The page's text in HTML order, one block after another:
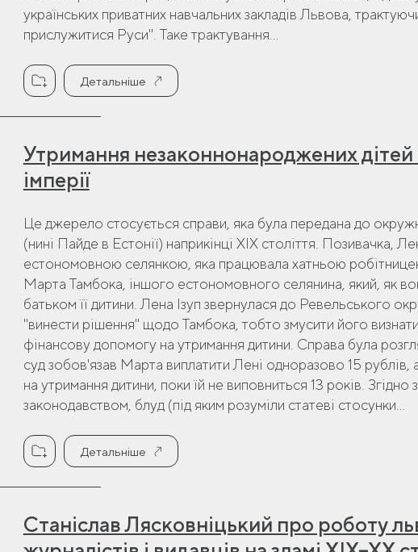
українських приватних навчальних закладів Львова,
прислужитися Руси". Таке трактування...
Детальніше
Утримання незаконнонароджених дітей
імперії
Це джерело стосується справи, яка була передана до
(нині Пайде в Естонії) наприкінці ХІХ століття. Позивачка,
естономовною селянкою, яка працювала хатньою
Марта Тамбока, іншого естономовного селянина, який, як
батьком її дитини. Лена Ізуп звернулася до Ревельського
"винести рішення" щодо Тамбока, тобто змусити його визнати
фінансову допомогу на утримання дитини. Справа була
суд зобов'язав Марта виплатити Лені одноразово 15 рублів,
на утримання дитини, поки їй не виповниться 13 років. Згідно
законодавством, блуд (під яким розуміли статеві стосунки...
Детальніше
Станіслав Лясковніцький про роботу